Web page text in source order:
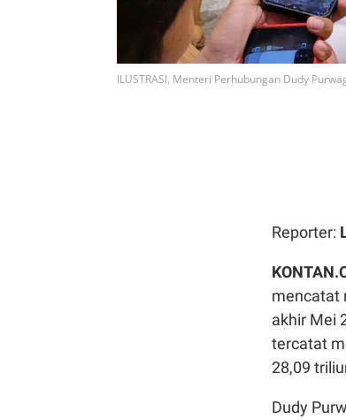
ILUSTRASI. Menteri Perhubungan Dudy
Reporter:
mencatat
akhir Mei
tercatat
28,09
Dudy